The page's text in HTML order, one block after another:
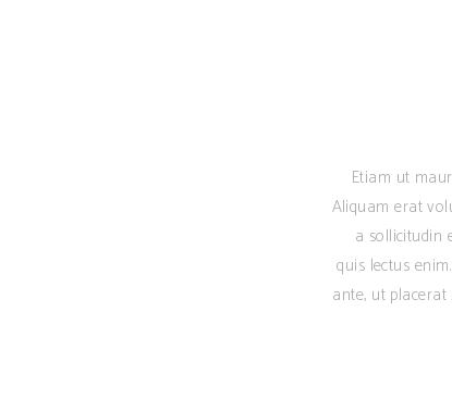
Etiam ut
Aliquam erat
a sollicitudin
quis lectus
ante, ut